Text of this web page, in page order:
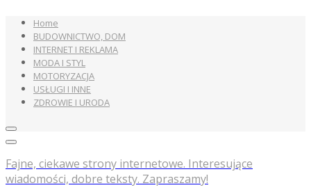
Home
BUDOWNICTWO, DOM
INTERNET I REKLAMA
MODA I STYL
MOTORYZACJA
USŁUGI I INNE
ZDROWIE I URODA
Fajne, ciekawe strony internetowe. Interesujące
wiadomości, dobre teksty. Zapraszamy!